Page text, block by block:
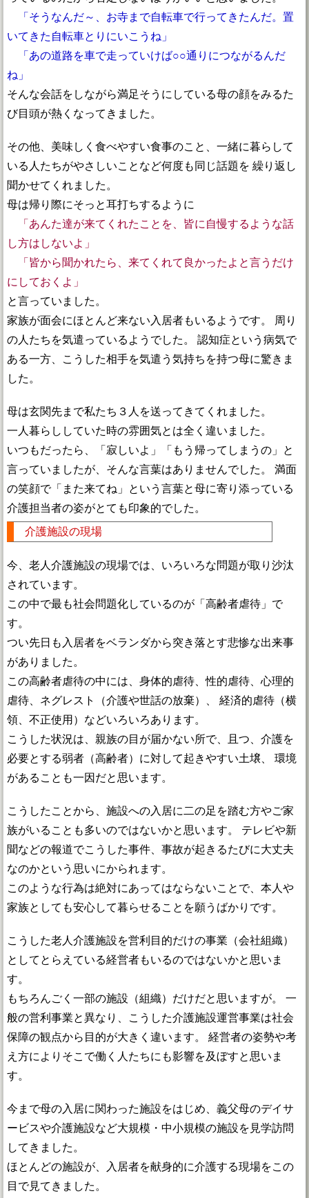
「そうなんだ～、お寺まで自転車で行ってきたんだ。置
いてきた自転車とりにいこうね」
「あの道路を車で走っていけば○○通りにつながるんだ
ね」
そんな会話をしながら満足そうにしている母の顔をみるた
び目頭が熱くなってきました。
その他、美味しく食べやすい食事のこと、一緒に暮らして
いる人たちがやさしいことなど何度も同じ話題を 繰り返し
聞かせてくれました。
母は帰り際にそっと耳打ちするように
「あんた達が来てくれたことを、皆に自慢するような話
し方はしないよ」
「皆から聞かれたら、来てくれて良かったよと言うだけ
にしておくよ」
と言っていました。
家族が面会にほとんど来ない入居者もいるようです。 周り
の人たちを気遣っているようでした。 認知症という病気で
ある一方、こうした相手を気遣う気持ちを持つ母に驚きま
した。
母は玄関先まで私たち３人を送ってきてくれました。
一人暮らししていた時の雰囲気とは全く違いました。
いつもだったら、「寂しいよ」「もう帰ってしまうの」と
言っていましたが、そんな言葉はありませんでした。 満面
の笑顔で「また来てね」という言葉と母に寄り添っている
介護担当者の姿がとても印象的でした。
介護施設の現場
今、老人介護施設の現場では、いろいろな問題が取り沙汰
されています。
この中で最も社会問題化しているのが「高齢者虐待」で
す。
つい先日も入居者をベランダから突き落とす悲惨な出来事
がありました。
この高齢者虐待の中には、身体的虐待、性的虐待、心理的
虐待、ネグレスト（介護や世話の放棄）、 経済的虐待（横
領、不正使用）などいろいろあります。
こうした状況は、親族の目が届かない所で、且つ、介護を
必要とする弱者（高齢者）に対して起きやすい土壌、 環境
があることも一因だと思います。
こうしたことから、施設への入居に二の足を踏む方やご家
族がいることも多いのではないかと思います。 テレビや新
聞などの報道でこうした事件、事故が起きるたびに大丈夫
なのかという思いにかられます。
このような行為は絶対にあってはならないことで、本人や
家族としても安心して暮らせることを願うばかりです。
こうした老人介護施設を営利目的だけの事業（会社組織）
としてとらえている経営者もいるのではないかと思いま
す。
もちろんごく一部の施設（組織）だけだと思いますが。 一
般の営利事業と異なり、こうした介護施設運営事業は社会
保障の観点から目的が大きく違います。 経営者の姿勢や考
え方によりそこで働く人たちにも影響を及ぼすと思いま
す。
今まで母の入居に関わった施設をはじめ、義父母のデイサ
ービスや介護施設など大規模・中小規模の施設を見学訪問
してきました。
ほとんどの施設が、入居者を献身的に介護する現場をこの
目で見てきました。